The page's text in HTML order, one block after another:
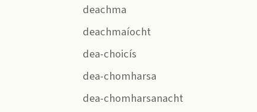
deachma
deachmaíocht
dea-choicís
dea-chomharsa
dea-chomharsanacht